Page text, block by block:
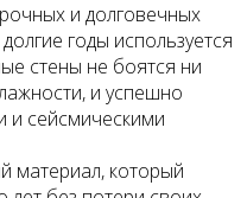
и долговечных
годы используется
стены не боятся ни
и успешно
и сейсмическими
материал, который